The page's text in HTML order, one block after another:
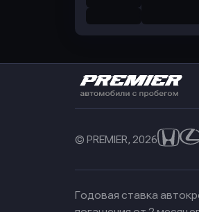
© PREMIER, 2026
Годовая ставка